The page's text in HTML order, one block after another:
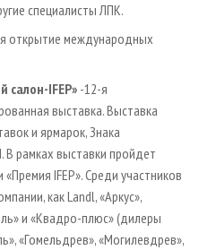
специалисты ЛПК.
открытие международных
салон-IFEP» -12-я
выставка. Выставка
и ярмарок, Знака
рамках выставки пройдет
IFEP». Среди участников
как Landl, «Аркус»,
и «Квадро-плюс» (дилеры
«Гомельдрев», «Могилевдрев»,